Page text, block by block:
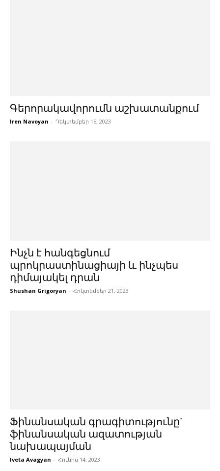
Գերորակավորումն աշխատանքում
Iren Navoyan - Դեկտեմբեր 15, 2023
Ինչն է հանգեցնում
պրոկրաստինացիայի և ինչպես
դիմայակել դրան
Shushan Grigoryan - Հոկտեմբեր 21, 2023
Ֆինանսական գրագիտությունը`
ֆինանսական ազատության
նախապայման
Iveta Avagyan - Հունիս 14, 2023